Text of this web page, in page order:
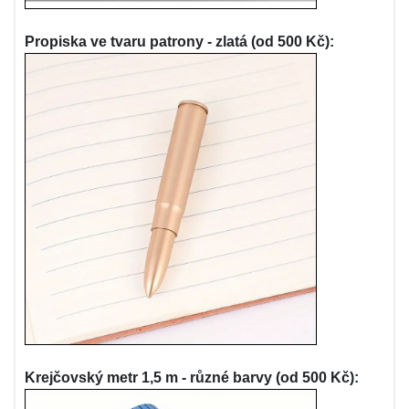
Propiska ve tvaru patrony - zlatá (od 500 Kč):
Krejčovský metr 1,5 m - různé barvy (od 500 Kč):